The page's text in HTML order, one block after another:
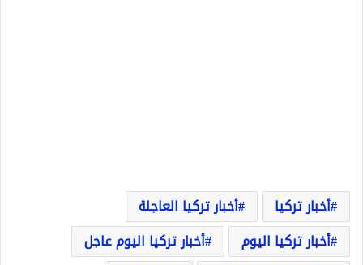
أخبار تركيا
أخبار تركيا العاجلة
أخبار تركيا اليوم
أخبار تركيا اليوم عاجل